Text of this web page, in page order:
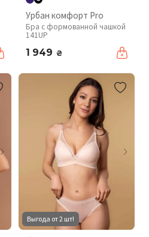
Урбан комфорт Pro
Бра с формованной чашкой
141UP
1 949 ₴
Выгода от 2 шт!